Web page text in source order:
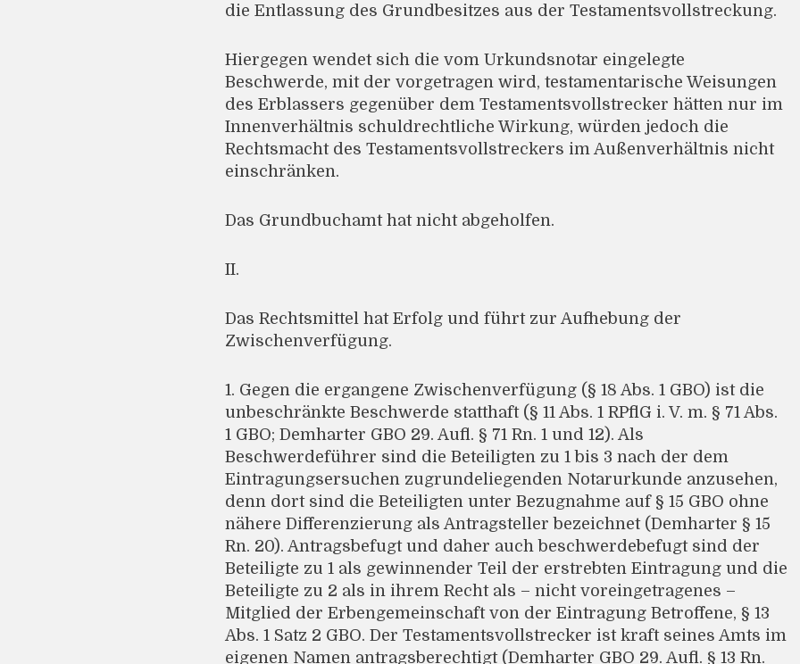
die Entlassung des Grundbesitzes aus der Testamentsvollstreckung.
Hiergegen wendet sich die vom Urkundsnotar eingelegte
Beschwerde, mit der vorgetragen wird, testamentarische Weisungen
des Erblassers gegenüber dem Testamentsvollstrecker hätten nur im
Innenverhältnis schuldrechtliche Wirkung, würden jedoch die
Rechtsmacht des Testamentsvollstreckers im Außenverhältnis nicht
einschränken.
Das Grundbuchamt hat nicht abgeholfen.
II.
Das Rechtsmittel hat Erfolg und führt zur Aufhebung der
Zwischenverfügung.
1. Gegen die ergangene Zwischenverfügung (§ 18 Abs. 1 GBO) ist die
unbeschränkte Beschwerde statthaft (§ 11 Abs. 1 RPflG i. V. m. § 71 Abs.
1 GBO; Demharter GBO 29. Aufl. § 71 Rn. 1 und 12). Als
Beschwerdeführer sind die Beteiligten zu 1 bis 3 nach der dem
Eintragungsersuchen zugrundeliegenden Notarurkunde anzusehen,
denn dort sind die Beteiligten unter Bezugnahme auf § 15 GBO ohne
nähere Differenzierung als Antragsteller bezeichnet (Demharter § 15
Rn. 20). Antragsbefugt und daher auch beschwerdebefugt sind der
Beteiligte zu 1 als gewinnender Teil der erstrebten Eintragung und die
Beteiligte zu 2 als in ihrem Recht als – nicht voreingetragenes –
Mitglied der Erbengemeinschaft von der Eintragung Betroffene, § 13
Abs. 1 Satz 2 GBO. Der Testamentsvollstrecker ist kraft seines Amts im
eigenen Namen antragsberechtigt (Demharter GBO 29. Aufl. § 13 Rn.